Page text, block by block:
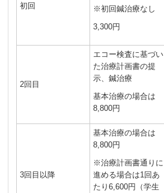
初回
※初回鍼治療なし
3,300円
2回目
エコー検査に基づい
た治療計画書の提
示、鍼治療
基本治療の場合は
8,800円
3回目以降
基本治療の場合は
8,800円
※治療計画書通りに
進める場合は1回あ
たり6,600円（学生